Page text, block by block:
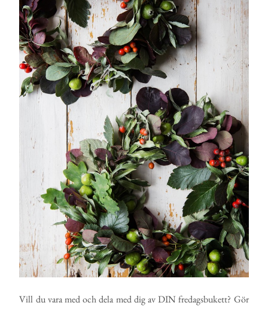
Vill du vara med och dela med dig av DIN fredagsbukett? Gör